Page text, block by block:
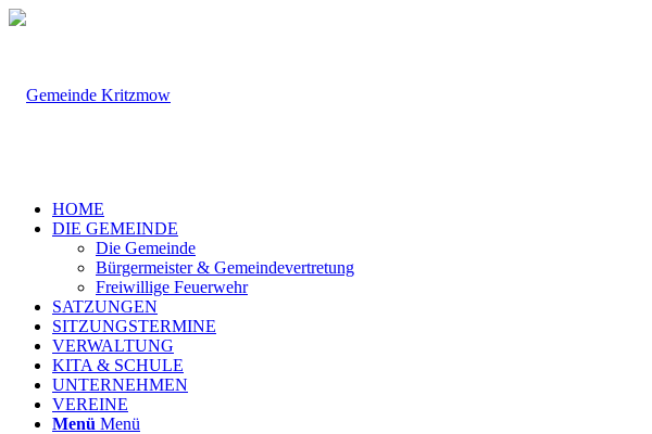
HOME
DIE GEMEINDE
Die Gemeinde
Bürgermeister & Gemeindevertretung
Freiwillige Feuerwehr
SATZUNGEN
SITZUNGSTERMINE
VERWALTUNG
KITA & SCHULE
UNTERNEHMEN
VEREINE
Menü Menü